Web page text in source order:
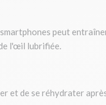
peut
l'œil lubrifiée.
et de se réhydrater